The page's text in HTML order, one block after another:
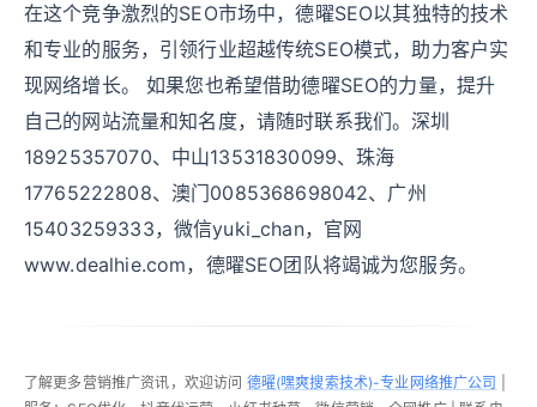
在这个竞争激烈的SEO市场中，德曜SEO以其独特的技术
和专业的服务，引领行业超越传统SEO模式，助力客户实
现网络增长。 如果您也希望借助德曜SEO的力量，提升
自己的网站流量和知名度，请随时联系我们。深圳
18925357070、中山13531830099、珠海
17765222808、澳门0085368698042、广州
15403259333，微信yuki_chan，官网
www.dealhie.com，德曜SEO团队将竭诚为您服务。
了解更多营销推广资讯，欢迎访问 德曜(嘿爽搜索技术)-专业网络推广公司